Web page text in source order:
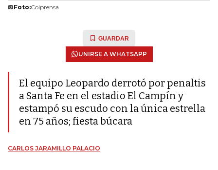
Foto:Colprensa
GUARDAR
UNIRSE A WHATSAPP
El equipo Leopardo derrotó por penaltis
a Santa Fe en el estadio El Campín y
estampó su escudo con la única estrella
en 75 años; fiesta búcara
CARLOS JARAMILLO PALACIO